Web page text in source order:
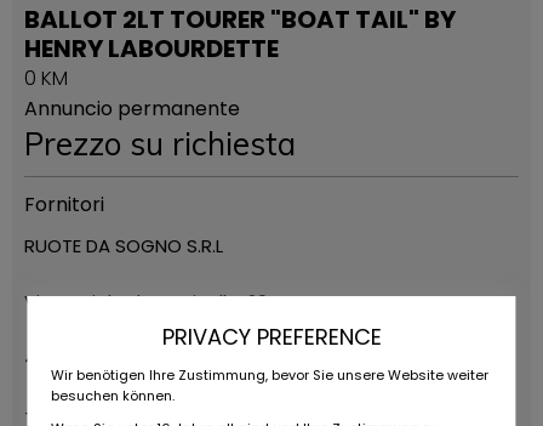
BALLOT 2LT TOURER "BOAT TAIL" BY
HENRY LABOURDETTE
0 KM
Annuncio permanente
Prezzo su richiesta
Fornitori
RUOTE DA SOGNO S.R.L
Via Daniele da Torricella, 29
42122 Reggio Emilia
+39 0522 268511
PRIVACY PREFERENCE
Wir benötigen Ihre Zustimmung, bevor Sie unsere Website weiter
besuchen können.